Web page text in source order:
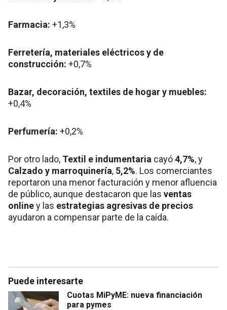
Farmacia: +1,3%
Ferretería, materiales eléctricos y de
construcción: +0,7%
Bazar, decoración, textiles de hogar y muebles:
+0,4%
Perfumería: +0,2%
Por otro lado, Textil e indumentaria cayó4,7%, y
Calzado y marroquinería, 5,2%. Los comerciantes
reportaron una menor facturación y menor afluencia
de público, aunque destacaron que las ventas
onliney las estrategias agresivas de precios
ayudaron a compensar parte de la caída.
Puede interesarte
Cuotas MiPyME: nueva financiación
para pymes